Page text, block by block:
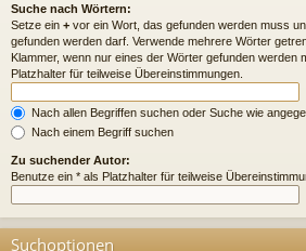
Suche nach Wörtern:
Setze ein + vor ein Wort, das gefunden werden muss
gefunden werden darf. Verwende mehrere Wörter
Klammer, wenn nur eines der Wörter gefunden werden
Platzhalter für teilweise Übereinstimmungen.
Nach allen Begriffen suchen oder Suche wie
Nach einem Begriff suchen
Zu suchender Autor:
Benutze ein * als Platzhalter für teilweise
Suchoptionen